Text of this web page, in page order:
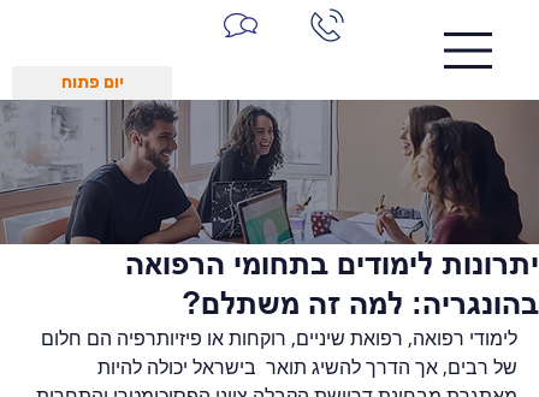
יום פתוח
יתרונות לימודים בתחומי הרפואה
בהונגריה: למה זה משתלם?
לימודי רפואה, רפואת שיניים, רוקחות או פיזיותרפיה הם חלום
של רבים, אך הדרך להשיג תואר  בישראל יכולה להיות